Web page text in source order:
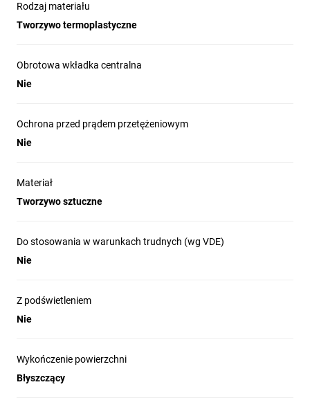
Rodzaj materiału
Tworzywo termoplastyczne
Obrotowa wkładka centralna
Nie
Ochrona przed prądem przetężeniowym
Nie
Materiał
Tworzywo sztuczne
Do stosowania w warunkach trudnych (wg VDE)
Nie
Z podświetleniem
Nie
Wykończenie powierzchni
Błyszczący